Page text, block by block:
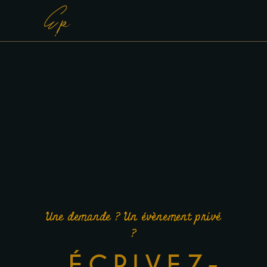
Une demande ? Un évènement privé
?